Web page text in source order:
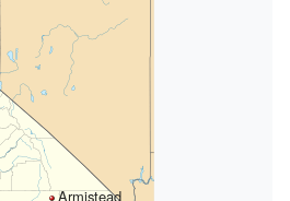
Armistead